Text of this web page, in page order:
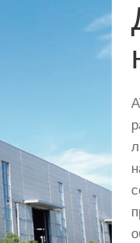
Четырёхвалковый
вальцовочный